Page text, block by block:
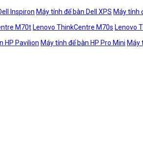
Inspiron Máy tính để bàn Dell XPS Máy tính
M70t Lenovo ThinkCentre M70s Lenovo
HP Pavilion Máy tính để bàn HP Pro Mini Máy